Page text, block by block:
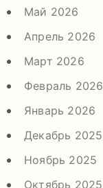
Май 2026
Апрель 2026
Март 2026
Февраль 2026
Январь 2026
Декабрь 2025
Ноябрь 2025
Октябрь 2025